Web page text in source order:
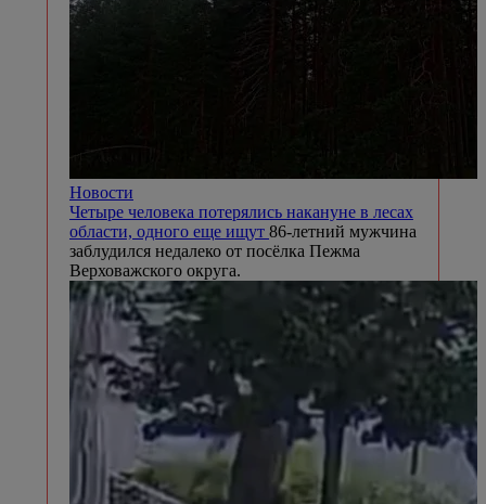
Новости
Четыре человека потерялись накануне в лесах
области, одного еще ищут 86-летний мужчина
заблудился недалеко от посёлка Пежма
Верховажского округа.